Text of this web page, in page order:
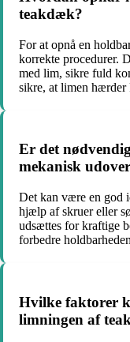
teakdæk?
For at opnå en
korrekte procedurer.
med lim, sikre fuld
sikre, at limen hærder
Er det
mekanisk
Det kan være en god
hjælp af skruer eller
udsættes for kraftige
forbedre
Hvilke faktorer
limningen af